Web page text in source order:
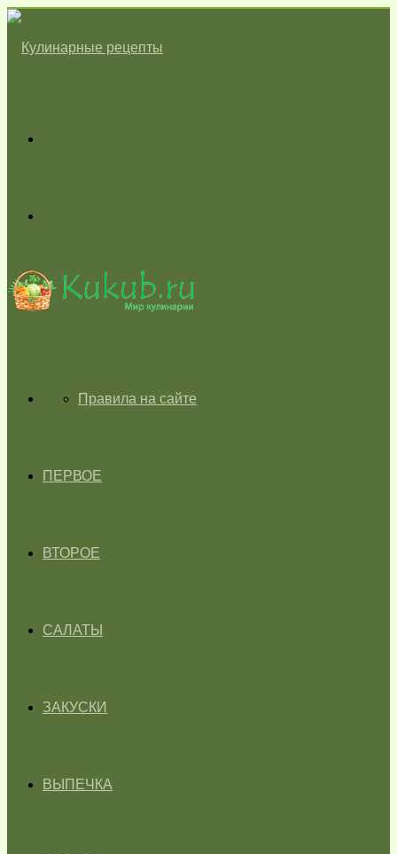
skin
ГЛАВНАЯПравила на сайте
ПЕРВОЕ
ВТОРОЕ
САЛАТЫ
ЗАКУСКИ
ВЫПЕЧКА